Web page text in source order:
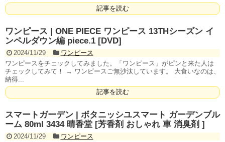
記事を読む
ワンピース | ONE PIECE ワンピース 13THシーズン イ
ンペルダウン編 piece.1 [DVD]
2024/11/29
ワンピース
ワンピースをチェックしてみました。「ワンピース」がピンと来た人は
チェックしてみて！ → ワンピースご無沙汰しています。 大食いなのは、
納得...
記事を読む
スマートガーデン | ボタニッシユスマート ガーデンブル
ーム 80ml 3434 晴香堂 [芳香剤 おしゃれ 車 消臭剤 ]
2024/11/29
ワンピース